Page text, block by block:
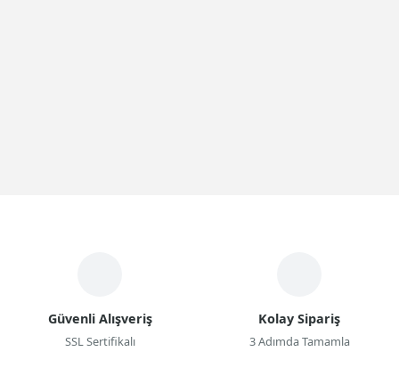
Güvenli Alışveriş
SSL Sertifikalı
Kolay Sipariş
3 Adımda Tamamla